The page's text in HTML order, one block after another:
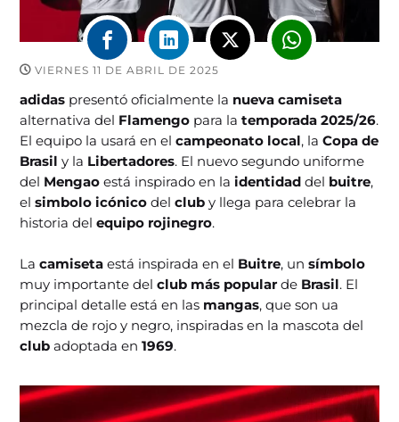
VIERNES 11 DE ABRIL DE 2025
adidas presentó oficialmente la nueva camiseta
alternativa del Flamengo para latemporada 2025/26.
El equipo la usará en elcampeonato local, laCopa de
Brasily la Libertadores. El nuevo segundo uniforme
del Mengaoestá inspirado en laidentidaddel buitre,
elsimbolo icónicodelcluby llega para celebrar la
historia delequipo rojinegro.
Lacamisetaestá inspirada en el Buitre, unsímbolo
muy importante delclub más popularde Brasil. El
principal detalle está en las mangas, que son ua
mezcla de rojo y negro, inspiradas en la mascota del
clubadoptada en1969.